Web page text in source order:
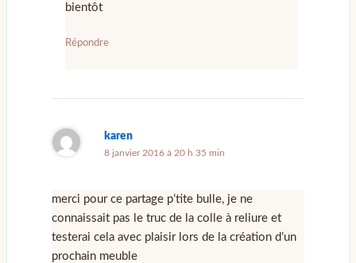
bientôt
Répondre
karen
8 janvier 2016 à 20 h 35 min
merci pour ce partage p’tite bulle, je ne
connaissait pas le truc de la colle à reliure et
testerai cela avec plaisir lors de la création d’un
prochain meuble